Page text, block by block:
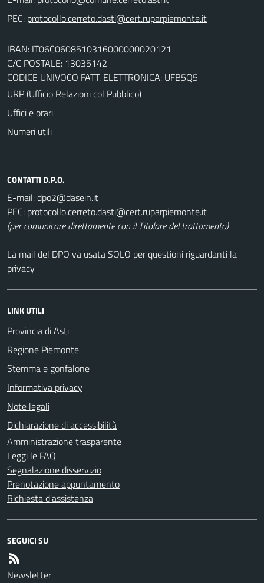
PEC:
IBAN: IT06C0608510316000000020121
C/C POSTALE: 13035142
CODICE UNIVOCO FATT. ELETTRONICA: UFB5Q5
URP (Ufficio Relazioni col Pubblico)
Uffici e orari
Numeri utili
CONTATTI D.P.O.
E-mail:
PEC:
(per comunicare direttamente con il Titolare del trattamento)
La mail del DPO va usata SOLO per questioni riguardanti la
privacy
LINK UTILI
Provincia di Asti
Regione Piemonte
Stemma e gonfalone
Informativa privacy
Note legali
Dichiarazione di accessibilità
Amministrazione trasparente
Leggi le FAQ
Segnalazione disservizio
Prenotazione appuntamento
Richiesta d'assistenza
SEGUICI SU
Newsletter